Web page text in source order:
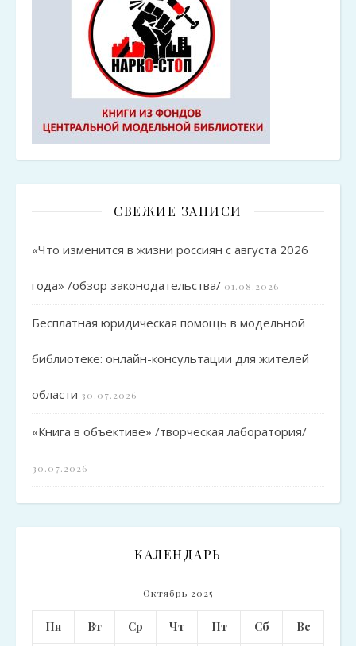
СВЕЖИЕ ЗАПИСИ
«Что изменится в жизни россиян с августа 2026
года» /обзор законодательства/ 01.08.2026
Бесплатная юридическая помощь в модельной
библиотеке: онлайн-консультации для жителей
области 30.07.2026
«Книга в объективе» /творческая лаборатория/
30.07.2026
КАЛЕНДАРЬ
Октябрь 2025
Пн Вт Ср Чт Пт Сб Вс